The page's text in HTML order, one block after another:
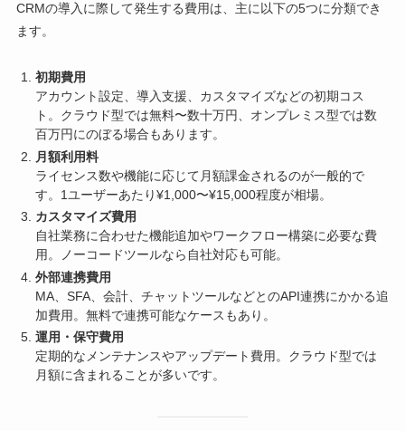
CRMの導入に際して発生する費用は、主に以下の5つに分類でき
ます。
初期費用
アカウント設定、導入支援、カスタマイズなどの初期コス
ト。クラウド型では無料〜数十万円、オンプレミス型では数
百万円にのぼる場合もあります。
月額利用料
ライセンス数や機能に応じて月額課金されるのが一般的で
す。1ユーザーあたり¥1,000〜¥15,000程度が相場。
カスタマイズ費用
自社業務に合わせた機能追加やワークフロー構築に必要な費
用。ノーコードツールなら自社対応も可能。
外部連携費用
MA、SFA、会計、チャットツールなどとのAPI連携にかかる追
加費用。無料で連携可能なケースもあり。
運用・保守費用
定期的なメンテナンスやアップデート費用。クラウド型では
月額に含まれることが多いです。